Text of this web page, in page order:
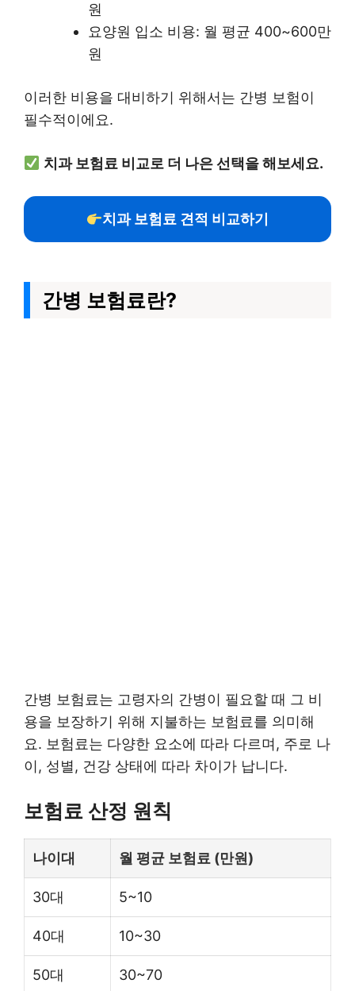
원
요양원 입소 비용: 월 평균 400~600만
원
이러한 비용을 대비하기 위해서는 간병 보험이
필수적이에요.
치과 보험료 비교로 더 나은 선택을 해보세요.
치과 보험료 견적 비교하기
간병 보험료란?
간병 보험료는 고령자의 간병이 필요할 때 그 비
용을 보장하기 위해 지불하는 보험료를 의미해
요. 보험료는 다양한 요소에 따라 다르며, 주로 나
이, 성별, 건강 상태에 따라 차이가 납니다.
보험료 산정 원칙
나이대 월 평균 보험료 (만원)
30대 5~10
40대 10~30
50대 30~70